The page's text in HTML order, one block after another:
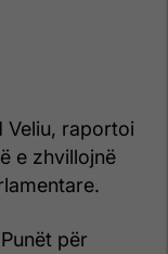
Veliu, raportoi
e zhvillojnë
për